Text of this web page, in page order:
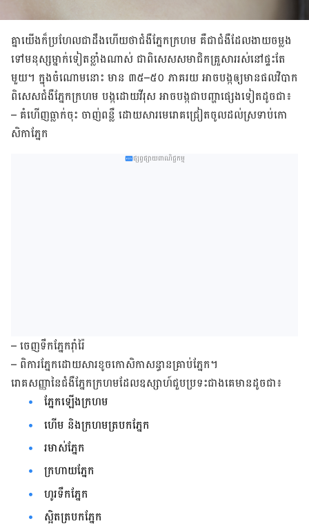
គ្នា​យើង​ក៏​ប្រហែលជា​ដឹង​ហើយ​ថា​ជំងឺ​ភ្នែក​ក្រហម គឺ​ជា​ជំងឺ​ដែល​ងាយ​ចម្លង​
ទៅ​មនុស្ស​ម្នាក់​ទៀត​ខ្លាំង​ណាស់​ ជាពិសេស​សមាជិក​គ្រួសាររស់​នៅ​ផ្ទះ​តែ​
មួយ។ ក្នុង​ចំណោម​នោះ​ មាន ៣៥–៥០ ភាគរយ អាច​បង្ក​ឲ្យ​មាន​ផល​វិបាក
ពិសេស​ជំងឺ​ភ្នែក​ក្រហម បង្ក​ដោយ​វីរុស អាច​បង្ក​ជា​បញ្ហា​ផ្សេង​ទៀត​ដូចជា៖
– គំហើញ​ធ្លាក់​ចុះ ចាញ់​​ពន្លឺ ដោយសារ​មេរោគ​ជ្រៀត​ចូល​ដល់​ស្រទាប់​កោ
សិកា​ភ្នែក
ផ្សព្វផ្សាយពាណិជ្ជកម្ម
–ចេញ​ទឹក​ភ្នែក​រ៉ាំ​រ៉ៃ
– ​ ពិការ​ភ្នែក​ដោយ​សារ​ខូច​កោសិកា​សន្ធាន​គ្រាប់​ភ្នែក។
រោគសញ្ញា​នៃ​ជំងឺ​ភ្នែក​ក្រហម​ដែល​ឧស្សាហ៍​ជួប​ប្រទះ​ជាង​គេមាន​ដូច​ជា​៖
ភ្នែក​ឡើង​ក្រហម​
ហើម​ និង​ក្រហម​ត្របក​ភ្នែក
រមាស់​ភ្នែក
ក្រហាយភ្នែក
ហូរ​ទឹក​ភ្នែក
ស្អិត​ត្របក​ភ្នែក